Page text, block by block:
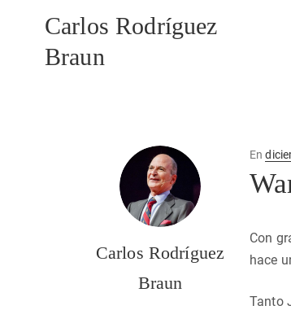
Carlos Rodríguez
Braun
Carlos Rodríguez
Braun
En
en
Con
hace
Tanto